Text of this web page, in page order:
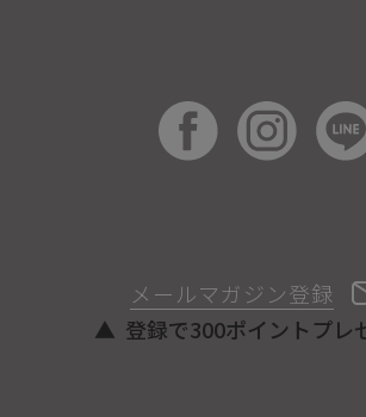
メールマガジン登録
登録で300ポイントプレ